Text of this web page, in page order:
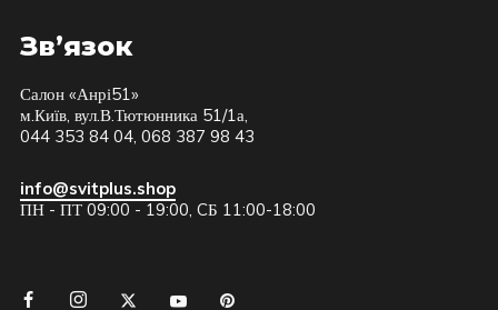
Зв’язок
Салон «Анрі51»
м.Київ, вул.В.Тютюнника 51/1а,
044 353 84 04, 068 387 98 43
info@svitplus.shop
ПН - ПТ 09:00 - 19:00, CБ 11:00-18:00